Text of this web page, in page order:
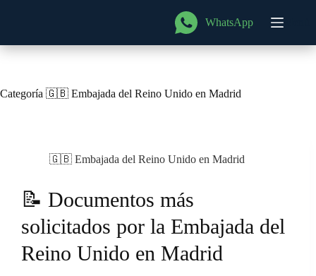
WhatsApp
Categoría 🇬🇧 Embajada del Reino Unido en Madrid
🇬🇧 Embajada del Reino Unido en Madrid
📝 Documentos más
solicitados por la Embajada del
Reino Unido en Madrid